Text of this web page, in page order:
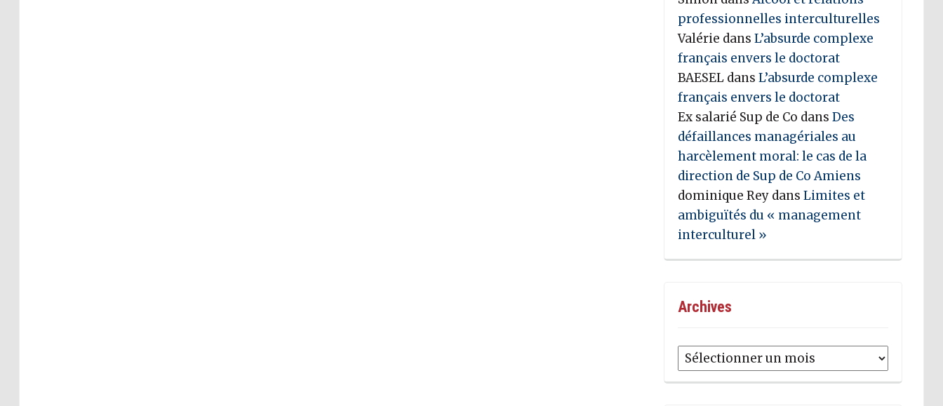
professionnelles interculturelles
Valérie dansL’absurde complexe
français envers le doctorat
BAESEL dansL’absurde complexe
français envers le doctorat
Ex salarié Sup de Co dansDes
défaillances managériales au
harcèlement moral: le cas de la
direction de Sup de Co Amiens
dominique Rey dansLimites et
ambiguïtés du « management
interculturel »
Archives
Archives